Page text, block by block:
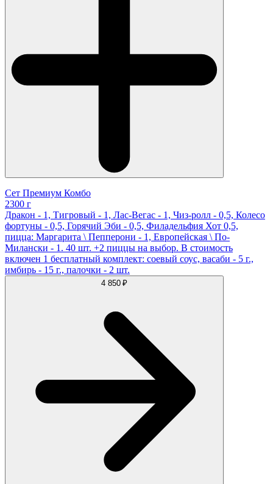
Сет Премиум Комбо
2300 г
Дракон - 1, Тигровый - 1, Лас-Вегас - 1, Чиз-ролл - 0,5, Колесо
фортуны - 0,5, Горячий Эби - 0,5, Филадельфия Хот 0,5,
пицца: Маргарита \ Пепперони - 1, Европейская \ По-
Милански - 1. 40 шт. +2 пиццы на выбор. В стоимость
включен 1 бесплатный комплект: соевый соус, васаби - 5 г.,
имбирь - 15 г., палочки - 2 шт.
4 850 ₽